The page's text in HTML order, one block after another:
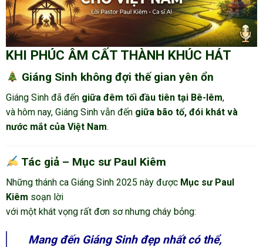
KHI PHÚC ÂM CẤT THÀNH KHÚC HÁT
Giáng Sinh không đợi thế gian yên ổn
Giáng Sinh đã đến giữa đêm tối đầu tiên tại Bê-lêm,
và hôm nay, Giáng Sinh vẫn đến giữa bão tố, đói khát và
nước mắt của Việt Nam.
Tác giả – Mục sư Paul Kiêm
Những thánh ca Giáng Sinh 2025 này được Mục sư Paul
Kiêm soạn lời
với một khát vọng rất đơn sơ nhưng cháy bỏng:
Mang đến Giáng Sinh đẹp nhất có thể,